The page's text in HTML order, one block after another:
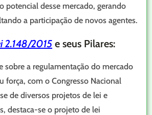
potencial desse mercado, gerando
a participação de novos agentes.
2.148/2015 e seus Pilares:
sobre a regulamentação do mercado
força, com o Congresso Nacional
de diversos projetos de lei e
destaca-se o projeto de lei